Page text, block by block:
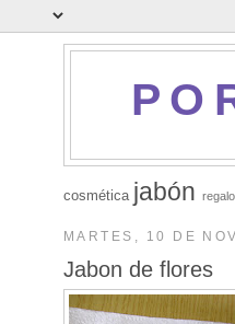
cosmética jabón
MARTES, 10 DE
Jabon de flores